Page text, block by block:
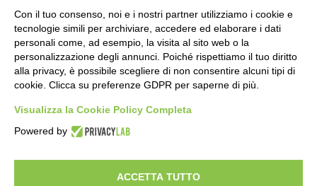
Con il tuo consenso, noi e i nostri partner utilizziamo i cookie e
tecnologie simili per archiviare, accedere ed elaborare i dati
personali come, ad esempio, la visita al sito web o la
personalizzazione degli annunci. Poiché rispettiamo il tuo diritto
alla privacy, è possibile scegliere di non consentire alcuni tipi di
cookie. Clicca su preferenze GDPR per saperne di più.
Visualizza la Cookie Policy Completa
Powered by
ACCETTA TUTTO